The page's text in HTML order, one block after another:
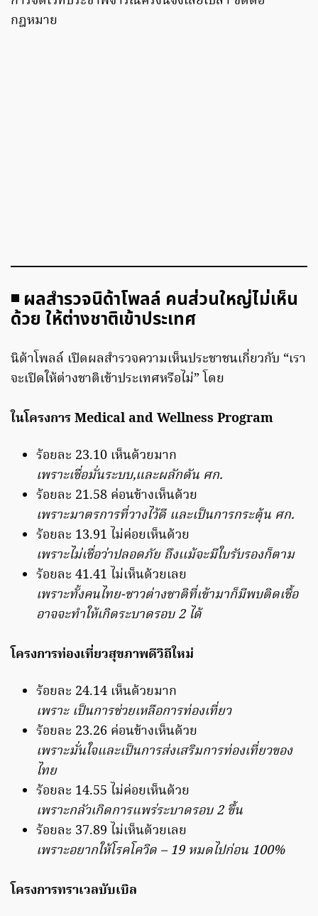
กฎหมาย
◾ ผลสำรวจนิด้าโพลล์ คนส่วนใหญ่ไม่เห็น
ด้วย ให้ต่างชาติเข้าประเทศ
นิด้าโพลล์ เปิดผลสำรวจความเห็นประชาชนเกี่ยวกับ “เรา
จะเปิดให้ต่างชาติเข้าประเทศหรือไม่” โดย
ในโครงการ Medical and Wellness Program
ร้อยละ 23.10 เห็นด้วยมาก
เพราะเชื่อมั่นระบบ,และผลักดัน ศก.
ร้อยละ 21.58 ค่อนข้างเห็นด้วย
เพราะมาตรการที่วางไว้ดี และเป็นการกระตุ้น ศก.
ร้อยละ 13.91 ไม่ค่อยเห็นด้วย
เพราะไม่เชื่อว่าปลอดภัย ถึงเเม้จะมีใบรับรองก็ตาม
ร้อยละ 41.41 ไม่เห็นด้วยเลย
เพราะทั้งคนไทย-ชาวต่างชาติที่เข้ามาก็มีพบติดเชื้อ
อาจจะทำให้เกิดระบาดรอบ 2 ได้
โครงการท่องเที่ยวสุขภาพดีวิถีใหม่
ร้อยละ 24.14 เห็นด้วยมาก
เพราะ เป็นการช่วยเหลือการท่องเที่ยว
ร้อยละ 23.26 ค่อนข้างเห็นด้วย
เพราะมั่นใจและเป็นการส่งเสริมการท่องเที่ยวของ
ไทย
ร้อยละ 14.55 ไม่ค่อยเห็นด้วย
เพราะกลัวเกิดการแพร่ระบาดรอบ 2 ขึ้น
ร้อยละ 37.89 ไม่เห็นด้วยเลย
เพราะอยากให้โรคโควิด – 19 หมดไปก่อน 100%
โครงการทราเวลบับเบิล